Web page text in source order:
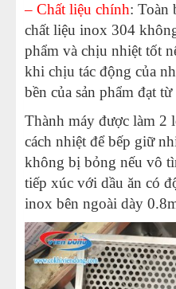
– Chất liệu chính: Toàn
chất liệu inox 304
phẩm và chịu nhiệt tốt
khi chịu tác động của
bền của sản phẩm đạt
Thành máy được làm 2
cách nhiệt để bếp giữ
không bị bỏng nếu vô
tiếp xúc với dầu ăn có
inox bên ngoài dày